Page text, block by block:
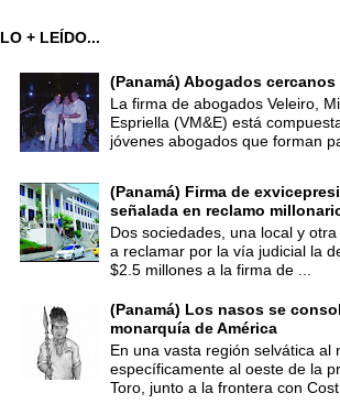
LO + LEÍDO...
(Panamá) Abogados
La firma de abogados Veleiro,
Espriella (VM&E) está
jóvenes abogados que forman
(Panamá) Firma de
señalada en reclamo
Dos sociedades, una local y
a reclamar por la vía judicial la
$2.5 millones a la firma de ...
(Panamá) Los nasos se
monarquía de América
En una vasta región selvática al
específicamente al oeste de la
Toro, junto a la frontera con